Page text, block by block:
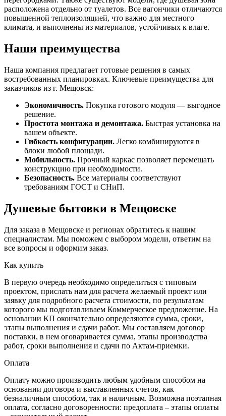
расположена отдельно от туалетов. Все вагончики отличаются
повышенной теплоизоляцией, что важно для местного
климата, и выполнены из материалов, устойчивых к влаге.
Наши преимущества
Наша компания предлагает готовые решения в самых
востребованных планировках. Ключевые преимущества для
заказчиков из г. Мещовск:
Экономичность. Покупка готового модуля — выгодное
решение.
Простота монтажа и демонтажа. Быстрая установка на
вашем объекте.
Гибкость конфигурации. Легко комбинируются в
блоки любой площади.
Мобильность. Прочный каркас позволяет перемещать
конструкцию при необходимости.
Безопасность. Все материалы соответствуют
требованиям ГОСТ и СНиП.
Душевые бытовки в Мещовске
Для заказа в Мещовске и регионах обратитесь к нашим
специалистам. Мы поможем с выбором модели, ответим на
все вопросы и оформим заказ.
Как купить
В первую очередь необходимо определиться с типовым
проектом, прислать нам для расчета желаемый проект или
заявку для подробного расчета стоимости, по результатам
которого мы подготавливаем Коммерческое предложение. На
основании КП окончательно определяются сумма, сроки,
этапы выполнения и сдачи работ. Мы составляем договор
поставки, в нем оговаривается сумма, этапы производства
работ, сроки выполнения и сдачи по Актам-приемки.
Оплата
Оплату можно производить любым удобным способом на
основании договора и выставленных счетов, как
безналичным способом, так и наличным. Возможна поэтапная
оплата, согласно договоренности: предоплата – этапы оплаты